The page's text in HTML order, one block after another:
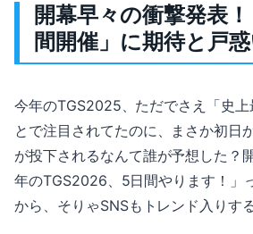
開幕早々の衝撃発表
間開催」に期待と戸
今年のTGS2025、ただでさえ「史上
とで注目されてたのに、まさか初日
が投下されるなんて誰が予想した？
年のTGS2026、5日間やります！」
から、そりゃSNSもトレンド入りする